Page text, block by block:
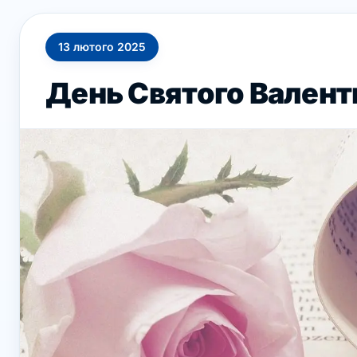
13 лютого 2025
День Святого